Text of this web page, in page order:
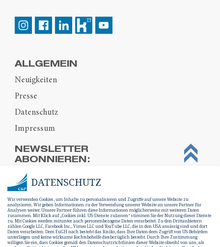
ALLGEMEIN
Neuigkeiten
Presse
Datenschutz
Impressum
NEWSLETTER
ABONNIEREN:
DATENSCHUTZ
Wir verwenden Cookies, um Inhalte zu personalisieren und Zugriffe auf unsere Website zu
analysieren. Wir geben Informationen zu der Verwendung unserer Website an unsere Partner für
Analysen weiter. Unsere Partner führen diese Informationen möglicherweise mit weiteren Daten
zusammen. Mit Klick auf „Cookies inkl. US-Dienste zulassen“ stimmen Sie der Nutzung dieser Dienste
zu. Mit Cookies werden mitunter auch personenbezogene Daten verarbeitet. Zu den Drittanbietern
zählen Google LLC, Facebook Inc., Vimeo LLC und YouTube LLC, die in den USA ansässig sind und dort
Daten verarbeiten. Dem EuGH nach besteht das Risiko, dass Ihre Daten dem Zugriff von US-Behörden
unterliegen und keine wirksame Rechtsbehelfe diesbezüglich besteht. Durch Ihre Zustimmung
willigen Sie ein, dass Cookies gemäß den Datenschutzrichtlinien dieser Website obwohl von uns, als